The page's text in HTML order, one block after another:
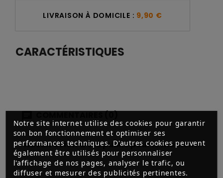
Notre site internet utilise des cookies pour garantir
son bon fonctionnement et optimiser ses
performances techniques. D'autres cookies peuvent
également être utilisés pour personnaliser
l'affichage de nos pages, analyser le trafic, ou
diffuser et mesurer des publicités pertinentes.
LIVRAISON À DOMICILE : 9,90 €
CARACTÉRISTIQUES
Aucun avis n'a été publié pour le moment.